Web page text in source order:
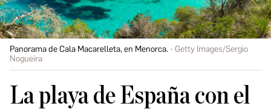
Panorama de Cala Macarelleta, en Menorca.
Getty Images/Sergio
Nogueira
La playa de España con el